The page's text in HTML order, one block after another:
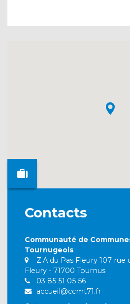
Contacts
Communauté de
Tournugeois
Z.A du Pas Fleury 107 rue
Fleury - 71700 Tournus
03 85 51 05 56
accueil@ccmt71.fr